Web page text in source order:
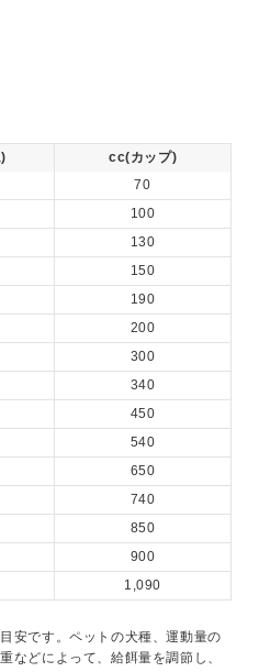
cc(カップ)
70
100
130
150
190
200
300
340
450
540
650
740
850
900
1,090
安です。ペットの犬種、運動量の
などによって、給餌量を調節し、